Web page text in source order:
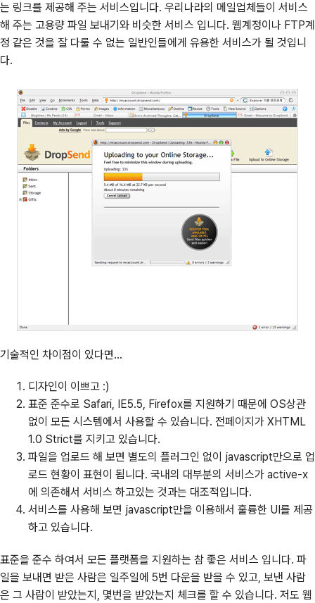
는 링크를 제공해 주는 서비스입니다. 우리나라의 메일업체들이 서비스
해 주는 고용량 파일 보내기와 비슷한 서비스 입니다. 웹계정이나 FTP계
정 같은 것을 잘 다룰 수 없는 일반인들에게 유용한 서비스가 될 것입니
다.
기술적인 차이점이 있다면...
디자인이 이쁘고 :)
표준 준수로 Safari, IE5.5, Firefox를 지원하기 때문에 OS상관
없이 모든 시스템에서 사용할 수 있습니다. 전페이지가 XHTML
1.0 Strict를 지키고 있습니다.
파일을 업로드 해 보면 별도의 플러그인 없이 javascript만으로 업
로드 현황이 표현이 됩니다. 국내의 대부분의 서비스가 active-x
에 의존해서 서비스 하고있는 것과는 대조적입니다.
서비스를 사용해 보면 javascript만을 이용해서 훌륭한 UI를 제공
하고 있습니다.
표준을 준수 하여서 모든 플랫폼을 지원하는 참 좋은 서비스 입니다. 파
일을 보내면 받은 사람은 일주일에 5번 다운을 받을 수 있고, 보낸 사람
은 그 사람이 받았는지, 몇번을 받았는지 체크를 할 수 있습니다. 저도 웹